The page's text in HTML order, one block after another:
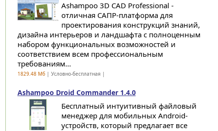
Ashampoo 3D CAD Professional -
отличная САПР-платформа для
проектирования конструкций знаний,
дизайна интерьеров и ландшафта с полноценным
набором функциональных возможностей и
соответствием всем профессиональным
требованиям...
1829.48 Мб| Условно-бесплатная |
Ashampoo Droid Commander 1.4.0
Бесплатный интуитивный файловый
менеджер для мобильных Android-
устройств, который предлагает все